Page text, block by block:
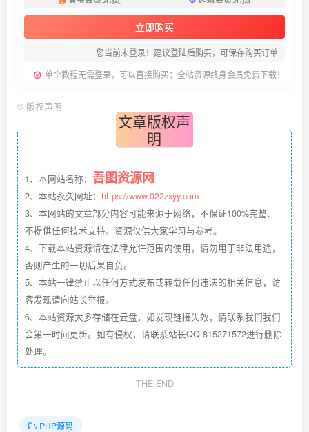
立即购买
您当前未登录！建议登陆后购买，可保存购买订单
单个教程无需登录，可以直接购买；全站资源终身会员免费下载！
© 版权声明
文章版权声
明
1、本网站名称： 吾图资源网
2、本站永久网址： https://www.022zxyy.com
3、本网站的文章部分内容可能来源于网络，不保证100%完整、
不提供任何技术支持。资源仅供大家学习与参考。
4、下载本站资源请在法律允许范围内使用，请勿用于非法用途，
否则产生的一切后果自负。
5、本站一律禁止以任何方式发布或转载任何违法的相关信息，访
客发现请向站长举报。
6、本站资源大多存储在云盘，如发现链接失效，请联系我们我们
会第一时间更新。如有侵权，请联系站长QQ:815271572进行删除
处理。
THE END
PHP源码